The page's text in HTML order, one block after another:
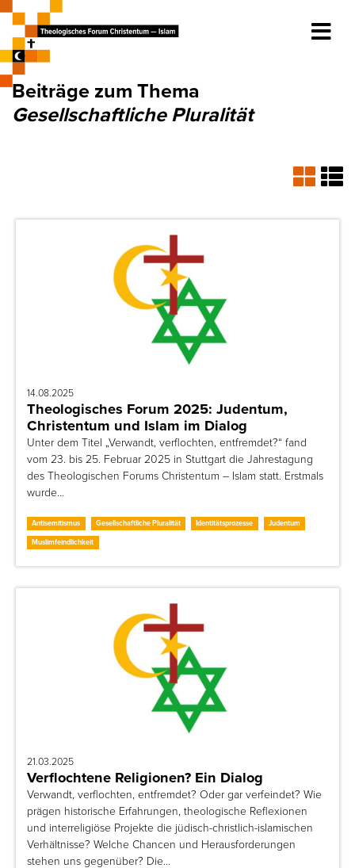
Beiträge zum Thema
Gesellschaftliche Pluralität
14.08.2025
Theologisches Forum 2025: Judentum,
Christentum und Islam im Dialog
Unter dem Titel „Verwandt, verflochten, entfremdet?“ fand
vom 23. bis 25. Februar 2025 in Stuttgart die Jahrestagung
des Theologischen Forums Christentum – Islam statt. Erstmals
wurde…
Antisemitismus Gesellschaftliche Pluralität Identitätsprozesse
Judentum
Muslimfeindlichkeit
21.03.2025
Verflochtene Religionen? Ein Dialog
Verwandt, verflochten, entfremdet? Oder gar verfeindet? Wie
prägen historische Erfahrungen, theologische Reflexionen
und interreligiöse Projekte die jüdisch-christlich-islamischen
Verhältnisse? Welche Chancen und Herausforderungen
stehen uns gegenüber? Die…